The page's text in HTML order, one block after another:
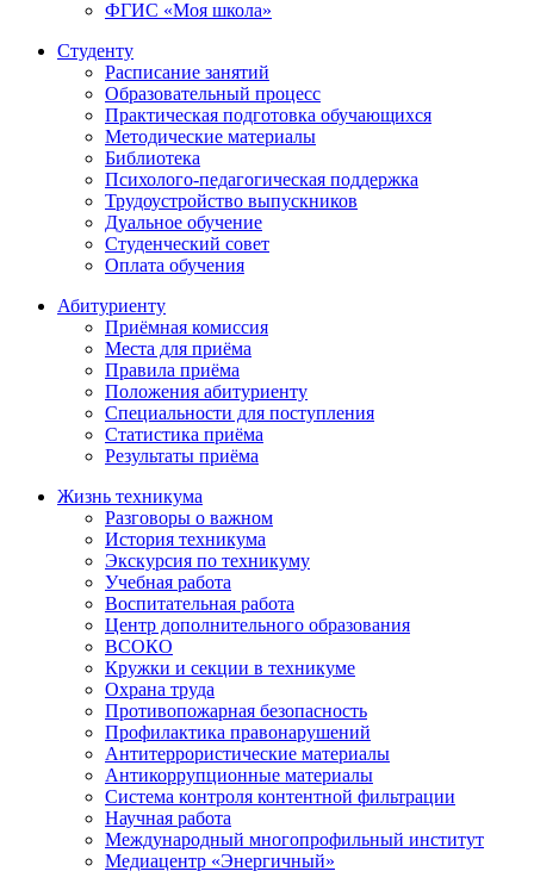
ФГИС «Моя школа»
Студенту
Расписание занятий
Образовательный процесс
Практическая подготовка обучающихся
Методические материалы
Библиотека
Психолого-педагогическая поддержка
Трудоустройство выпускников
Дуальное обучение
Студенческий совет
Оплата обучения
Абитуриенту
Приёмная комиссия
Места для приёма
Правила приёма
Положения абитуриенту
Специальности для поступления
Статистика приёма
Результаты приёма
Жизнь техникума
Разговоры о важном
История техникума
Экскурсия по техникуму
Учебная работа
Воспитательная работа
Центр дополнительного образования
ВСОКО
Кружки и секции в техникуме
Охрана труда
Противопожарная безопасность
Профилактика правонарушений
Антитеррористические материалы
Антикоррупционные материалы
Система контроля контентной фильтрации
Научная работа
Международный многопрофильный институт
Медиацентр «Энергичный»